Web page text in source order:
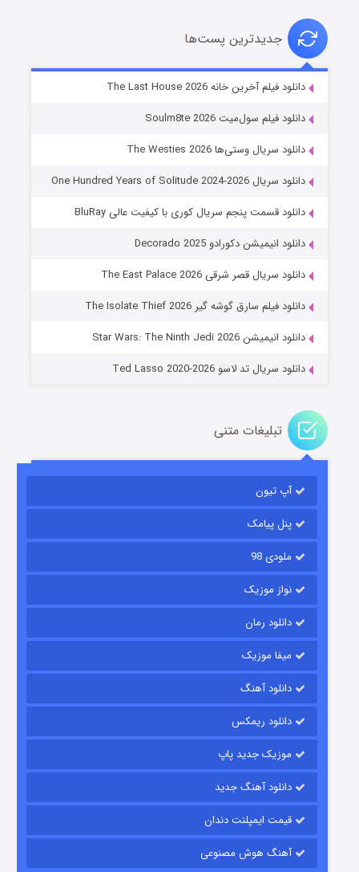
خاندان اژدها فصل ۳
جادوگری در مغولستان
قسمت14 (زیرنویس) منتشر شد
قسمت
جدیدترین پست‌ها
دانلود فیلم آخرین خانه The Last House 2026
دانلود فیلم سول‌میت Soulm8te 2026
دانلود سریال وستی‌ها The Westies 2026
دانلود سریال One Hundred Years of Solitude 2024-2026
دانلود قسمت پنجم سریال کوری با کیفیت عالی BluRay
دانلود انیمیشن دکورادو Decorado 2025
دانلود سریال قصر شرقی The East Palace 2026
دانلود فیلم سارق گوشه گیر The Isolate Thief 2026
دانلود انیمیشن Star Wars: The Ninth Jedi 2026
دانلود سریال تد لاسو Ted Lasso 2020-2026
تبلیغات متنی
آپ تیون
پنل پیامک
ملودی 98
نواز موزیک
دانلود رمان
میفا موزیک
دانلود آهنگ
دانلود ریمکس
موزیک جدید پاپ
دانلود آهنگ جدید
قیمت ایمپلنت دندان
آهنگ هوش مصنوعی